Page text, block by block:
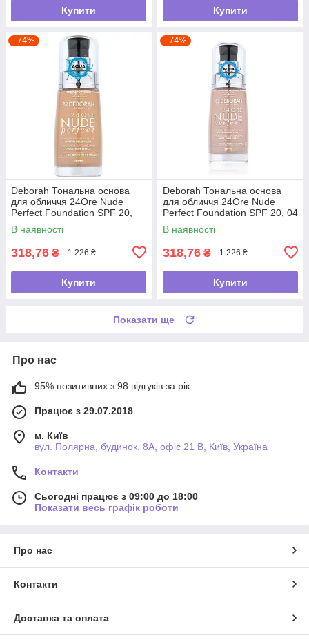
Купити Купити
–74%
Deborah Тональна основа
для обличчя 24Ore Nude
Perfect Foundation SPF 20,
03 Sand, 30 мл
В наявності
318,76 ₴ 1 226 ₴
Купити
–74%
Deborah Тональна основа
для обличчя 24Ore Nude
Perfect Foundation SPF 20, 04
Apricot, 30 мл
В наявності
318,76 ₴ 1 226 ₴
Купити
Показати ще
Про нас
95% позитивних з 98 відгуків за рік
Працює з 29.07.2018
м. Київ
вул. Полярна, будинок. 8А, офіс 21 В, Київ, Україна
Контакти
Сьогодні працює з 09:00 до 18:00
Показати весь графік роботи
Про нас
Контакти
Доставка та оплата